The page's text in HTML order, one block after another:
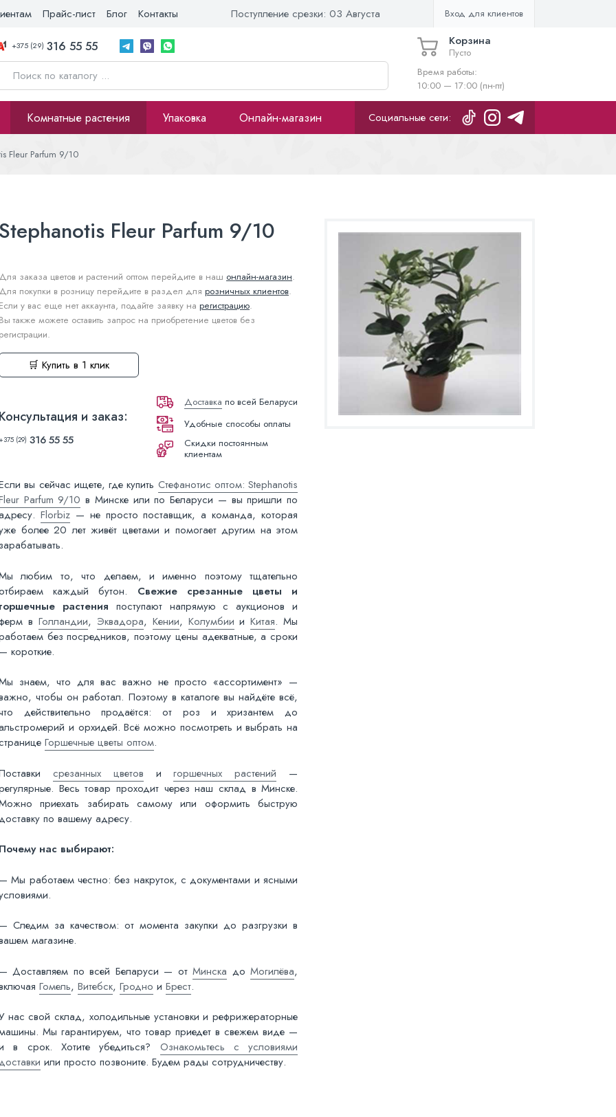
Прайс-лист Блог Контакты Поступление срезки: 03 Августа Вход для клиентов
+375 (29) 316 55 55 Корзина
Пусто
Время работы:
10:00 — 17:00 (пн-пт)
Комнатные растения Упаковка Онлайн-магазин Социальные сети:
Fleur Parfum 9/10
Stephanotis Fleur Parfum 9/10
Для заказа цветов и растений оптом перейдите в наш онлайн-магазин.
Для покупки в розницу перейдите в раздел для розничных клиентов.
Если у вас еще нет аккаунта, подайте заявку на регистрацию.
Вы также можете оставить запрос на приобретение цветов без
регистрации.
🛒 Купить в 1 клик
Консультация и заказ:
+375 (29) 316 55 55
Доставка по всей Беларуси
Удобные способы оплаты
Скидки постоянным
клиентам
вы сейчас ищете, где купить Стефанотис оптом: Stephanotis
Parfum 9/10 в Минске или по Беларуси — вы пришли по
Florbiz— не просто поставщик, а команда, которая
более 20 лет живёт цветами и помогает другим на этом
зарабатывать.
любим то, что делаем, и именно поэтому тщательно
каждый бутон. Свежие срезанные цветы и
горшечные растения поступают напрямую с аукционов и
в Голландии, Эквадора, Кении, Колумбии иКитая. Мы
без посредников, поэтому цены адекватные, а сроки
— короткие.
знаем, что для вас важно не просто «ассортимент» —
чтобы он работал. Поэтому в каталоге вы найдёте всё,
действительно продаётся: от роз и хризантем до
и орхидей. Всё можно посмотреть и выбрать на
Горшечные цветы оптом.
срезанных цветов игоршечных растений —
Весь товар проходит через наш склад в Минске.
приехать забирать самому или оформить быструю
по вашему адресу.
Почему нас выбирают:
— Мы работаем честно: без накруток, с документами и ясными
— Следим за качеством: от момента закупки до разгрузки в
магазине.
— Доставляем по всей Беларуси — отМинска доМогилёва,
Гомель, Витебск, Гродно и Брест.
нас свой склад, холодильные установки и рефрижераторные
Мы гарантируем, что товар приедет в свежем виде —
в срок. Хотите убедиться? Ознакомьтесь с условиями
или просто позвоните. Будем рады сотрудничеству.